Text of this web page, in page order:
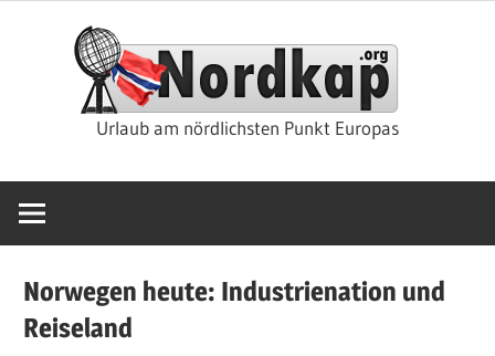
&
Urlaub am nördlichsten Punkt Europas
Norwegen heute: Industrienation und
Reiseland